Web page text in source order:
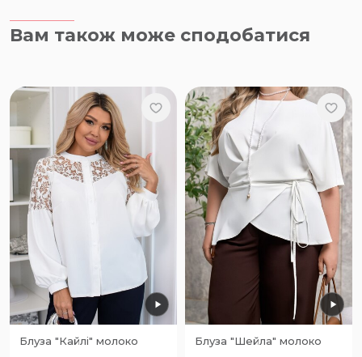
Вам також може сподобатися
Блуза "Кайлі" молоко Блуза "Шейла" молоко